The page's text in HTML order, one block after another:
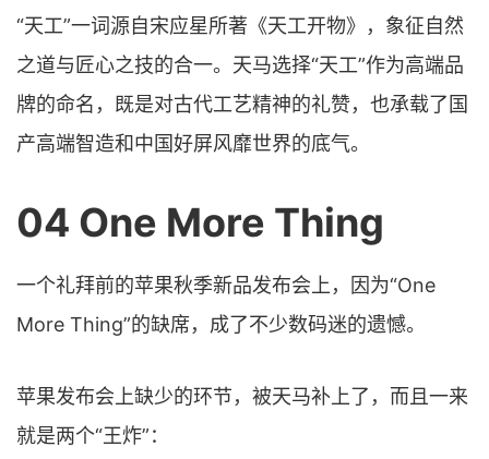
“天工”一词源自宋应星所著《天工开物》，象征自然
之道与匠心之技的合一。天马选择“天工”作为高端品
牌的命名，既是对古代工艺精神的礼赞，也承载了国
产高端智造和中国好屏风靡世界的底气。
04 One More Thing
一个礼拜前的苹果秋季新品发布会上，因为“One
More Thing”的缺席，成了不少数码迷的遗憾。
苹果发布会上缺少的环节，被天马补上了，而且一来
就是两个“王炸”：